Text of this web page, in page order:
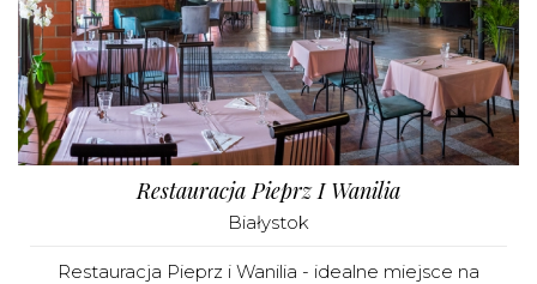
Restauracja Pieprz I Wanilia
Białystok
Restauracja Pieprz i Wanilia - idealne miejsce na